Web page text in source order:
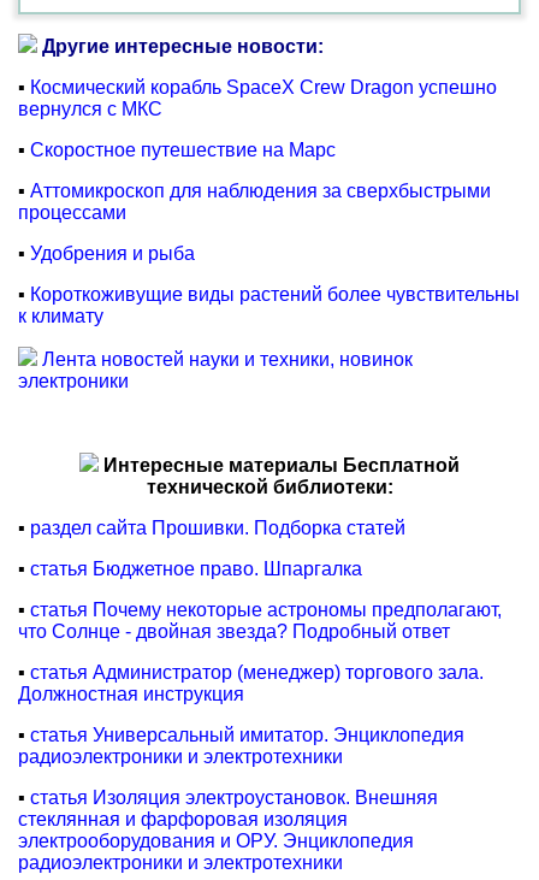
Другие интересные новости:
▪ Космический корабль SpaceX Crew Dragon успешно
вернулся с МКС
▪ Скоростное путешествие на Марс
▪ Аттомикроскоп для наблюдения за сверхбыстрыми
процессами
▪ Удобрения и рыба
▪ Короткоживущие виды растений более чувствительны
к климату
Лента новостей науки и техники, новинок
электроники
Интересные материалы Бесплатной
технической библиотеки:
▪ раздел сайта Прошивки. Подборка статей
▪ статья Бюджетное право. Шпаргалка
▪ статья Почему некоторые астрономы предполагают,
что Солнце - двойная звезда? Подробный ответ
▪ статья Администратор (менеджер) торгового зала.
Должностная инструкция
▪ статья Универсальный имитатор. Энциклопедия
радиоэлектроники и электротехники
▪ статья Изоляция электроустановок. Внешняя
стеклянная и фарфоровая изоляция
электрооборудования и ОРУ. Энциклопедия
радиоэлектроники и электротехники